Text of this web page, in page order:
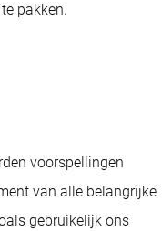
pakken.
voorspellingen
van alle belangrijke
gebruikelijk ons